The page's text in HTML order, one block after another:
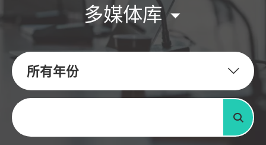
多媒体库
所有年份
关键字
搜寻